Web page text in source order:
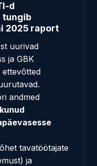
d
tungib
2025 raport
uurivad
ja GBK
ettevõtted
andmed
tavatöötajate
ja